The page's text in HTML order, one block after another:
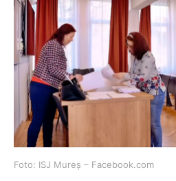
Foto: ISJ Mureș – Facebook.com